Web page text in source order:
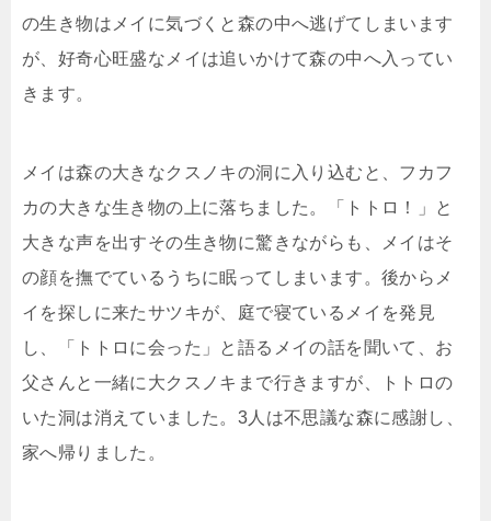
の生き物はメイに気づくと森の中へ逃げてしまいます
が、好奇心旺盛なメイは追いかけて森の中へ入ってい
きます。
メイは森の大きなクスノキの洞に入り込むと、フカフ
カの大きな生き物の上に落ちました。「トトロ！」と
大きな声を出すその生き物に驚きながらも、メイはそ
の顔を撫でているうちに眠ってしまいます。後からメ
イを探しに来たサツキが、庭で寝ているメイを発見
し、「トトロに会った」と語るメイの話を聞いて、お
父さんと一緒に大クスノキまで行きますが、トトロの
いた洞は消えていました。3人は不思議な森に感謝し、
家へ帰りました。